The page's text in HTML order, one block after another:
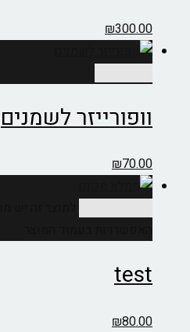
₪300.00
וופורייזר לשמנים
₪70.00
test
₪80.00